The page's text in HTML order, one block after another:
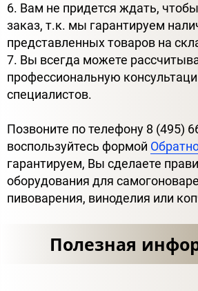
6. Вам не придется ждать,
заказ, т.к. мы гарантируем
представленных товаров на
7. Вы всегда можете
профессиональную
специалистов.
Позвоните по телефону 8 (495)
воспользуйтесь формой
гарантируем, Вы сделаете
оборудования для
пивоварения, виноделия или
Полезная